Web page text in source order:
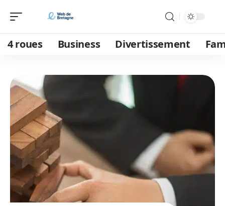
4 roues Business Divertissement